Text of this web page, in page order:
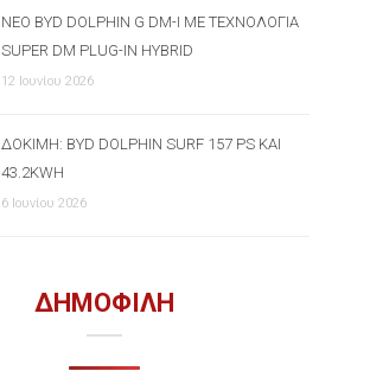
ΝΈΟ BYD DOLPHIN G DM-I ΜΕ ΤΕΧΝΟΛΟΓΊΑ
SUPER DM PLUG-IN HYBRID
12 Ιουνίου 2026
ΔΟΚΙΜΉ: BYD DOLPHIN SURF 157 PS ΚΑΙ
43.2KWH
6 Ιουνίου 2026
ΔΗΜΟΦΙΛΗ